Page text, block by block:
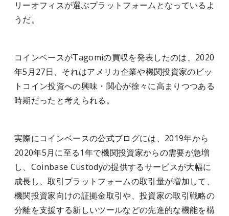
リーオフィスが選ぶプラットフォームとなっているよ
うだ。
コインベースがTagomiの買収を発表したのは、2020
年5月27日、それはアメリカ企業や機関投資家のビッ
トコイン投資への興味・関心が徐々に高まりつつある
時期だったと考えられる。
実際にコインベースの公式ブログには、2019年から
2020年5月に至る1年で機関投資家からの需要が急増
し、Coinbase Custodyの提供するサービスが大幅に
成長し、取引プラットフォームの取引量が増加して、
機関投資家向けの証拠金取引や、投資家の取引戦略の
分離を支援する新しいツールなどの先進的な機能を構